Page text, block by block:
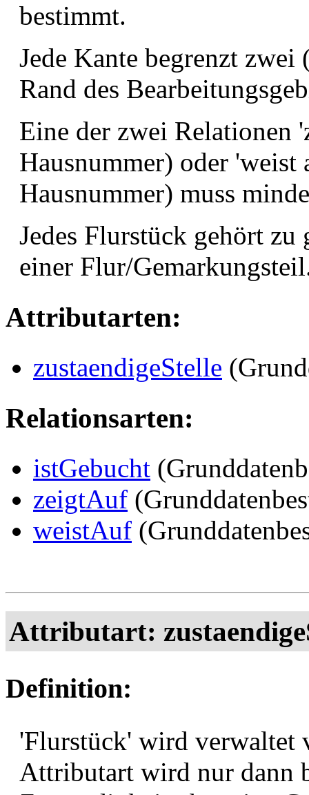
bestimmt.
Jede Kante begrenzt
Rand des
Eine der zwei Relationen
Hausnummer) oder
Hausnummer) muss
Jedes Flurstück gehört zu
einer Flur/
Attributarten:
zustaendigeStelle
Relationsarten:
istGebucht
zeigtAuf
weistAuf
Attributart:
Definition:
'Flurstück' wird verwaltet
Attributart wird nur dann